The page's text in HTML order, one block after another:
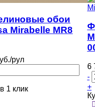
обои
Mirabelle MR8
рул
1 клик
6
-
+